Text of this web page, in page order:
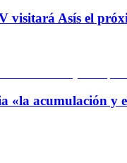
visitará Asís el
«la acumulación y